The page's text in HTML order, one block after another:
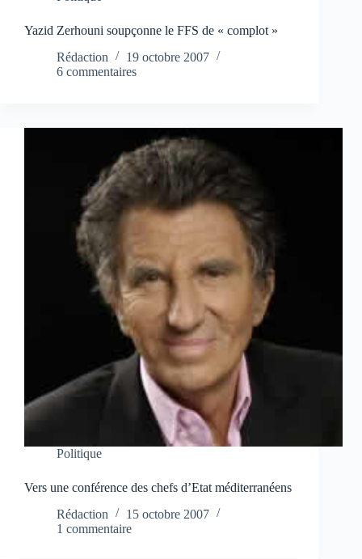
Yazid Zerhouni soupçonne le FFS de « complot »
Rédaction
19 octobre 2007
6 commentaires
Politique
Vers une conférence des chefs d’Etat méditerranéens
Rédaction
15 octobre 2007
1 commentaire